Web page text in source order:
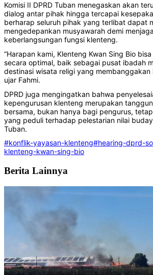
Komisi II DPRD Tuban menegaskan akan
dialog antar pihak hingga tercapai
berharap seluruh pihak yang terlibat dapat
mengedepankan musyawarah demi
keberlangsungan fungsi klenteng.
“Harapan kami, Klenteng Kwan Sing Bio
secara optimal, baik sebagai pusat ibadah
destinasi wisata religi yang membanggakan
ujar Fahmi.
DPRD juga mengingatkan bahwa
kepengurusan klenteng merupakan
bersama, bukan hanya bagi pengurus,
yang peduli terhadap pelestarian nilai
Tuban.
#konflik-yayasan-klenteng#hearing-dprd-
klenteng-kwan-sing-bio
Berita Lainnya